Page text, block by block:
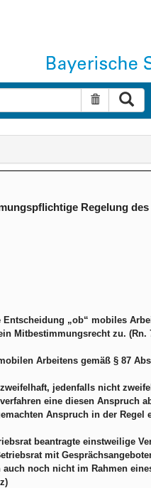
Suche
Regelung
„ob“ mobiles
Mitbestimmungsrecht zu. (Rn.
Arbeitens gemäß § 87
jedenfalls nicht
eine diesen Anspruch
Anspruch in der Regel
beantragte einstweilige
mit
noch nicht im Rahmen